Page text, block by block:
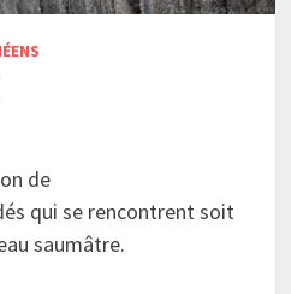
de
qui se rencontrent soit
saumâtre.